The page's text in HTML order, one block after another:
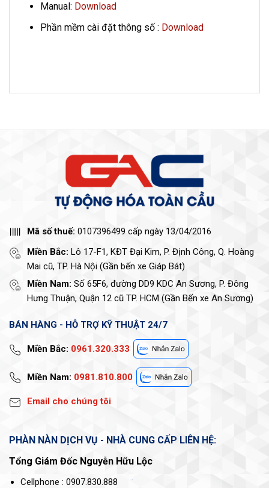
Manual: Download
Phần mềm cài đặt thông số : Download
Mã số thuế: 0107396499 cấp ngày 13/04/2016
Miền Bắc: Lô 17-F1, KĐT Đại Kim, P. Định Công, Q. Hoàng
Mai cũ, TP. Hà Nội (Gần bến xe Giáp Bát)
Miền Nam: Số 65F6, đường DD9 KDC An Sương, P. Đông
Hưng Thuận, Quận 12 cũ TP. HCM (Gần Bến xe An Sương)
BÁN HÀNG - HỖ TRỢ KỸ THUẬT 24/7
Miền Bắc: 0961.320.333
Miền Nam: 0981.810.800
Email cho chúng tôi
PHÀN NÀN DỊCH VỤ - NHÀ CUNG CẤP LIÊN HỆ:
Tổng Giám Đốc Nguyễn Hữu Lộc
Cellphone : 0907.830.888